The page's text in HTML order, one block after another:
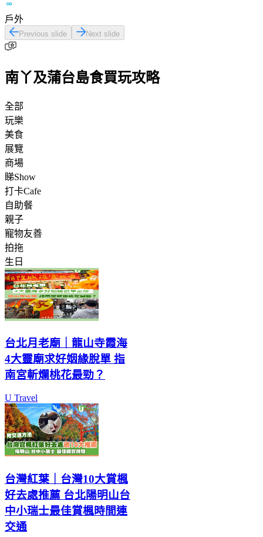
戶外
Previous slide Next slide
南丫及蒲台島食買玩攻略
全部
玩樂
美食
展覽
商場
睇Show
打卡Cafe
自助餐
親子
寵物友善
拍拖
生日
台北月老廟｜龍山寺霞海
4大靈廟求好姻緣脫單 指
南宮斬爛桃花最勁？
U Travel
台灣紅葉｜台灣10大賞楓
好去處推薦 台北陽明山台
中小瑞士最佳賞楓時間連
交通